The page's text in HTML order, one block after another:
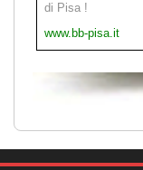
di Pisa !
www.bb-pisa.it